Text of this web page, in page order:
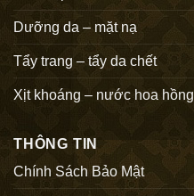
Dưỡng da – mặt nạ
Tẩy trang – tẩy da chết
Xịt khoáng – nước hoa hồng
THÔNG TIN
Chính Sách Bảo Mật